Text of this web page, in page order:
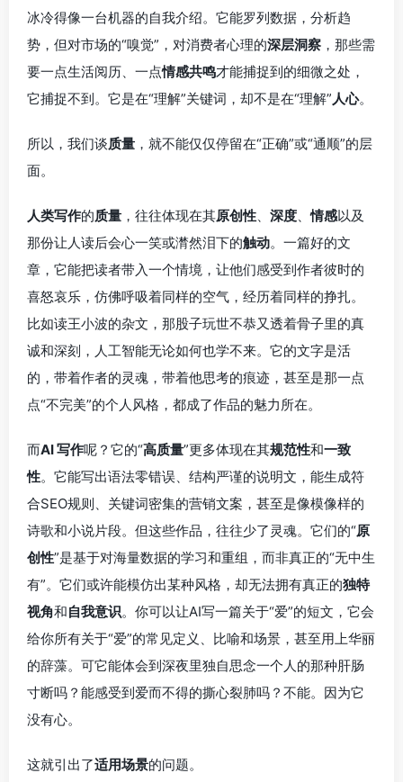
冰冷得像一台机器的自我介绍。它能罗列数据，分析趋
势，但对市场的“嗅觉”，对消费者心理的深层洞察 ，那些需
要一点生活阅历、一点情感共鸣才能捕捉到的细微之处，
它捕捉不到。它是在“理解”关键词，却不是在“理解” 人心。
所以，我们谈质量 ，就不能仅仅停留在“正确”或“通顺”的层
面。
人类写作的质量 ，往往体现在其原创性 深度 、情感以及
那份让人读后会心一笑或潸然泪下的触动。一篇好的文
章，它能把读者带入一个情境，让他们感受到作者彼时的
喜怒哀乐，仿佛呼吸着同样的空气，经历着同样的挣扎。
比如读王小波的杂文，那股子玩世不恭又透着骨子里的真
诚和深刻，人工智能无论如何也学不来。它的文字是活
的，带着作者的灵魂，带着他思考的痕迹，甚至是那一点
点“不完美”的个人风格，都成了作品的魅力所在。
而AI 写作呢？它的“高质量”更多体现在其规范性和一致
性。它能写出语法零错误、结构严谨的说明文，能生成符
合SEO规则、关键词密集的营销文案，甚至是像模像样的
诗歌和小说片段。但这些作品，往往少了灵魂。它们的“原
创性”是基于对海量数据的学习和重组，而非真正的“无中生
有”。它们或许能模仿出某种风格，却无法拥有真正的独特
视角和自我意识。你可以让AI写一篇关于“爱”的短文，它会
给你所有关于“爱”的常见定义、比喻和场景，甚至用上华丽
的辞藻。可它能体会到深夜里独自思念一个人的那种肝肠
寸断吗？能感受到爱而不得的撕心裂肺吗？不能。因为它
没有心。
这就引出了适用场景的问题。